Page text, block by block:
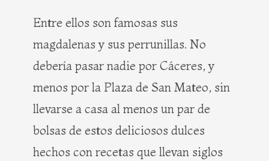
Entre ellos son famosas sus
magdalenas y sus perrunillas. No
debería pasar nadie por Cáceres, y
menos por la Plaza de San Mateo, sin
llevarse a casa al menos un par de
bolsas de estos deliciosos dulces
hechos con recetas que llevan siglos